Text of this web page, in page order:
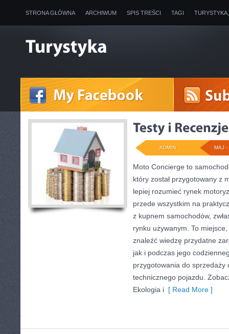
STRONA GŁÓWNA ARCHIWUM SPIS TREŚCI TAGI
MAJ -
ADMIN
Moto Concierge to
który został przygotowany z
lepiej rozumieć rynek
przede wszystkim na
z kupnem samochodów,
rynku używanym. To
znaleźć wiedzę przydatne
jak i podczas jego
przygotowania do sprzedaży
technicznego pojazdu.
Ekologia i [ Read More ]